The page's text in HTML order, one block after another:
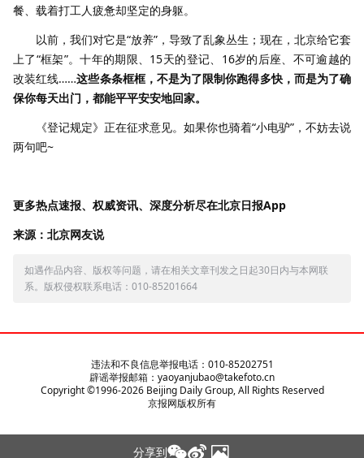
餐、载着打工人疲惫却坚定的身躯。
以前，我们对它是“放养”，导致了乱象丛生；现在，北京给它套
上了“框架”。十年的期限、15天的登记、16岁的后座、不可逾越的
改装红线……这些条条框框，不是为了限制你跑得多快，而是为了确
保你每天出门，都能平平安安地回家。
《登记规定》正在征求意见。如果你也骑着“小电驴”，不妨去说
两句吧~
更多热点速报、权威资讯、深度分析尽在北京日报App
来源：北京网友说
如遇作品内容、版权等问题，请在相关文章刊发之日起30日内与本网联
系。版权侵权联系电话：010-85201664
分享到
违法和不良信息举报电话：010-85202751
辟谣举报邮箱：yaoyanjubao@takefoto.cn
Copyright ©1996-2026Beijing Daily Group, All Rights Reserved
京报网版权所有